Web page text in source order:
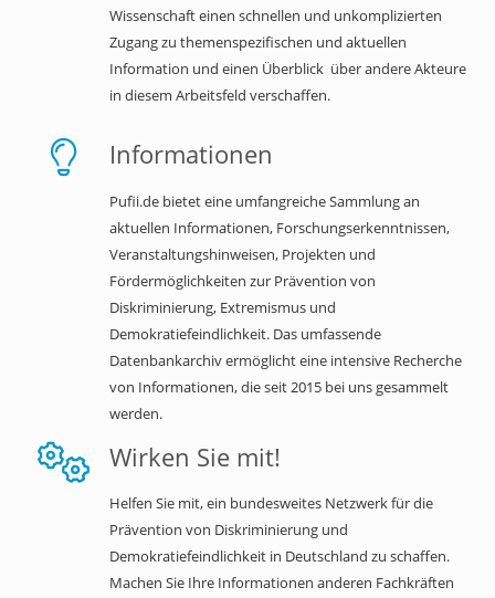
Wissenschaft einen schnellen und unkomplizierten
Zugang zu themenspezifischen und aktuellen
Information und einen Überblick über andere Akteure
in diesem Arbeitsfeld verschaffen.
Informationen
Pufii.de bietet eine umfangreiche Sammlung an
aktuellen Informationen, Forschungserkenntnissen,
Veranstaltungshinweisen, Projekten und
Fördermöglichkeiten zur Prävention von
Diskriminierung, Extremismus und
Demokratiefeindlichkeit. Das umfassende
Datenbankarchiv ermöglicht eine intensive Recherche
von Informationen, die seit 2015 bei uns gesammelt
werden.
Wirken Sie mit!
Helfen Sie mit, ein bundesweites Netzwerk für die
Prävention von Diskriminierung und
Demokratiefeindlichkeit in Deutschland zu schaffen.
Machen Sie Ihre Informationen anderen Fachkräften